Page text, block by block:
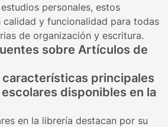
personales, estos
y funcionalidad para todas
de organización y escritura.
sobre Artículos de
características principales
disponibles en la
en la librería destacan por su